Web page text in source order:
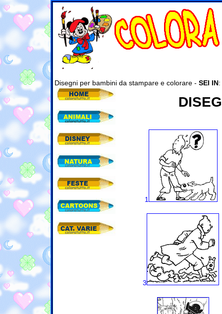
Disegni per bambini da stampare e colorare - SEI IN:
1
3